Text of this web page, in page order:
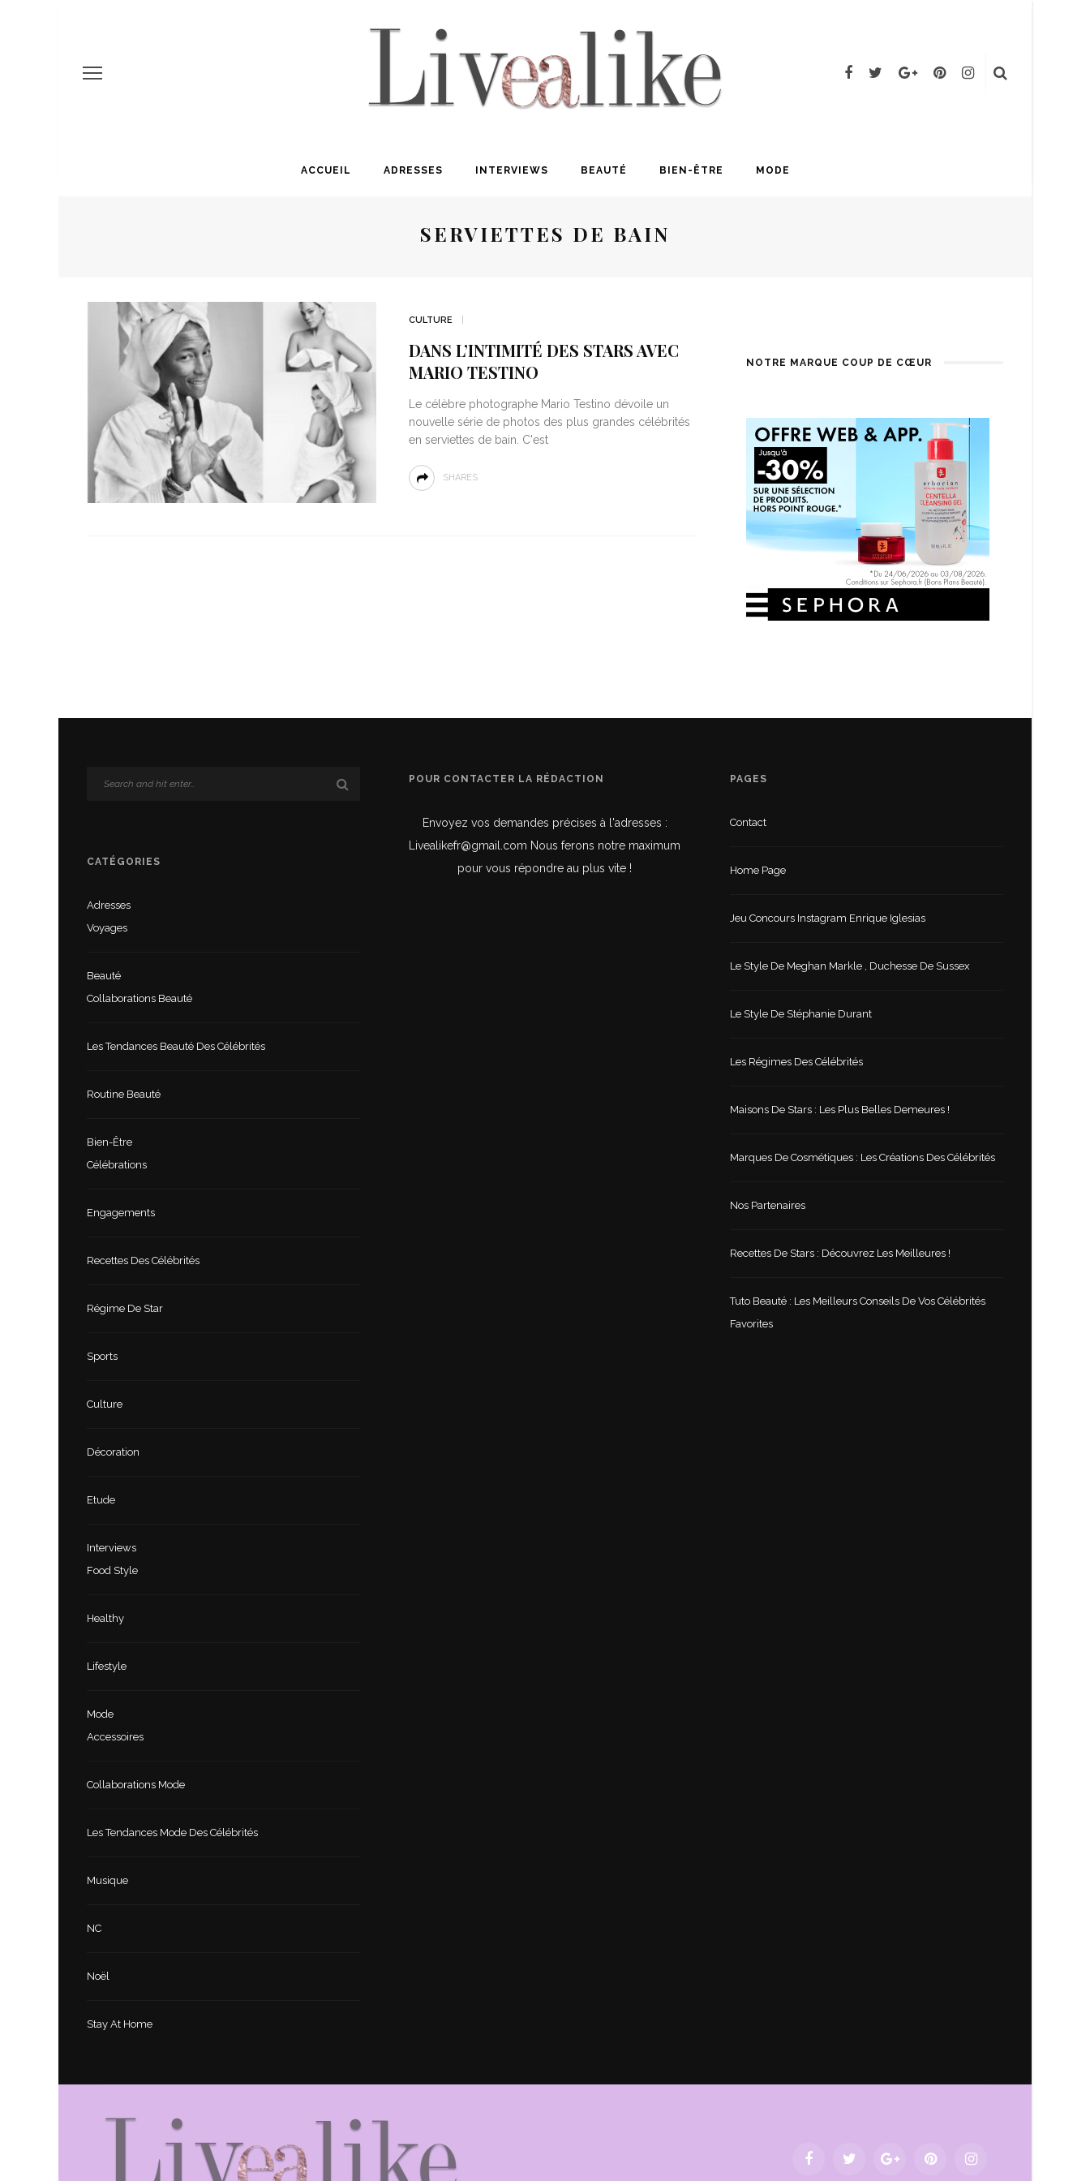
ACCUEIL ADRESSES INTERVIEWS BEAUTÉ BIEN-ÊTRE MODE
SERVIETTES DE BAIN
CULTURE
DANS L’INTIMITÉ DES STARS AVEC
MARIO TESTINO
Le célèbre photographe Mario Testino dévoile un
nouvelle série de photos des plus grandes célébrités
en serviettes de bain. C'est
SHARES
NOTRE MARQUE COUP DE CŒUR
CATÉGORIES
Adresses
Voyages
Beauté
Collaborations Beauté
Les Tendances Beauté Des Célébrités
Routine Beauté
Bien-Être
Célébrations
Engagements
Recettes Des Célébrités
Régime De Star
Sports
Culture
Décoration
Etude
Interviews
Food Style
Healthy
Lifestyle
Mode
Accessoires
Collaborations Mode
Les Tendances Mode Des Célébrités
Musique
NC
Noël
Stay At Home
POUR CONTACTER LA RÉDACTION
Envoyez vos demandes précises à l'adresses :
Livealikefr@gmail.com Nous ferons notre maximum
pour vous répondre au plus vite !
PAGES
Contact
Home Page
Jeu Concours Instagram Enrique Iglesias
Le Style De Meghan Markle , Duchesse De Sussex
Le Style De Stéphanie Durant
Les Régimes Des Célébrités
Maisons De Stars : Les Plus Belles Demeures !
Marques De Cosmétiques : Les Créations Des Célébrités
Nos Partenaires
Recettes De Stars : Découvrez Les Meilleures !
Tuto Beauté : Les Meilleurs Conseils De Vos Célébrités
Favorites